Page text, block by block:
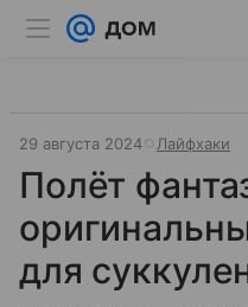
29 августа 2024 Лайфхаки
Полёт
для